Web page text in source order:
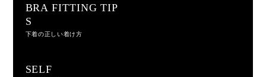
BRA FITTING TIP
S
下着の正しい着け方
SELF